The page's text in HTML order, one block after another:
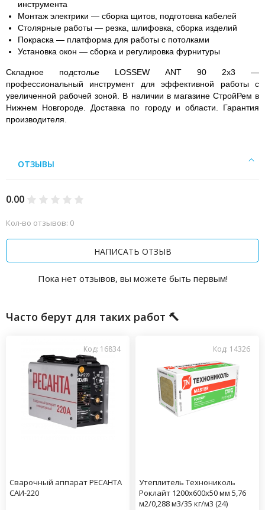
инструмента
Монтаж электрики — сборка щитов, подготовка кабелей
Столярные работы — резка, шлифовка, сборка изделий
Покраска — платформа для работы с потолками
Установка окон — сборка и регулировка фурнитуры
Складное подстолье LOSSEW ANT 90 2x3 —
профессиональный инструмент для эффективной работы с
увеличенной рабочей зоной. В наличии в магазине СтройРем в
Нижнем Новгороде. Доставка по городу и области. Гарантия
производителя.
ОТЗЫВЫ
0.00
Кол-во отзывов: 0
НАПИСАТЬ ОТЗЫВ
Пока нет отзывов, вы можете быть первым!
Часто берут для таких работ 🔨
Код: 16834
Сварочный аппарат РЕСАНТА
САИ-220
Код: 14326
Утеплитель Технониколь
Роклайт 1200х600х50 мм 5,76
м2/0,288 м3/35 кг/м3 (24)